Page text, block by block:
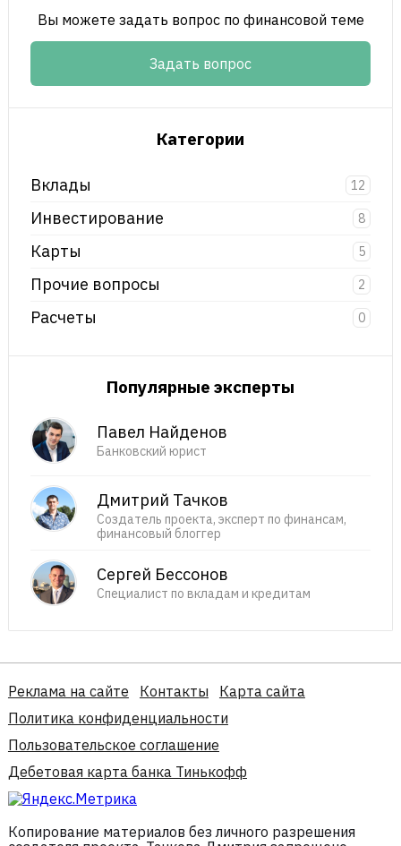
Вы можете задать вопрос по финансовой теме
Задать вопрос
Категории
Вклады 12
Инвестирование 8
Карты 5
Прочие вопросы 2
Расчеты 0
Популярные эксперты
Павел Найденов
Банковский юрист
Дмитрий Тачков
Создатель проекта, эксперт по финансам,
финансовый блоггер
Сергей Бессонов
Специалист по вкладам и кредитам
Реклама на сайте Контакты
Карта сайта
Политика конфиденциальности
Пользовательское соглашение
Дебетовая карта банка Тинькофф
Копирование материалов без личного разрешения